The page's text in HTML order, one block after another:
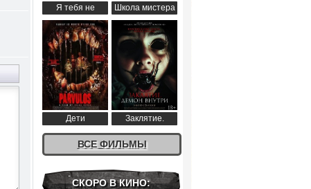
Я тебя не
понимаю (2024)
Школа мистера
Пингвина (2024)
Дети
апокалипсиса
(2024)
Заклятие.
Демон внутри
(2024)
ВСЕ ФИЛЬМЫ
СКОРО В КИНО: